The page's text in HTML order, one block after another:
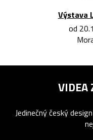
Výstava
od
VIDEA
Jedinečný český